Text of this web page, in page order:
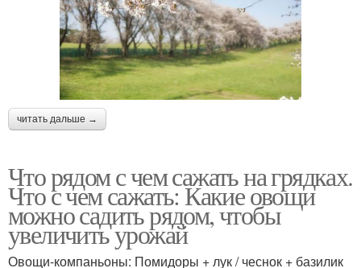
читать дальше →
Что рядом с чем сажать на грядках.
Что с чем сажать: Какие овощи
можно садить рядом, чтобы
увеличить урожай
Овощи-компаньоны: Помидоры + лук / чеснок + базилик